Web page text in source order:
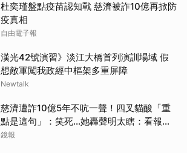
杜奕瑾盤點疫苗認知戰 慈濟被詐10億再掀防
疫真相
自由電子報
漢光42號演習》淡江大橋首列演訓場域 假
想敵軍闖我政經中樞架多重屏障
Newtalk
慈濟遭詐10億5年不吭一聲！四叉貓酸「重
點是這句」：笑死...她轟聲明太瞎：看報紙
才知被騙
鏡報